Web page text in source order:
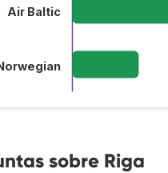
Air Baltic
sobre Riga